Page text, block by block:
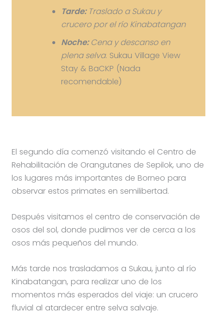
Tarde:Traslado a Sukau y
crucero por el río Kinabatangan
Noche:Cena y descanso en
plena selva. Sukau Village View
Stay & BaCKP (Nada
recomendable)
El segundo día comenzó visitando el Centro de
Rehabilitación de Orangutanes de Sepilok, uno de
los lugares más importantes de Borneo para
observar estos primates en semilibertad.
Después visitamos el centro de conservación de
osos del sol, donde pudimos ver de cerca a los
osos más pequeños del mundo.
Más tarde nos trasladamos a Sukau, junto al río
Kinabatangan, para realizar uno de los
momentos más esperados del viaje: un crucero
fluvial al atardecer entre selva salvaje.